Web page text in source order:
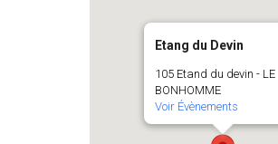
Etang du Devin
105 Etand du devin - LE
BONHOMME
Voir Évènements